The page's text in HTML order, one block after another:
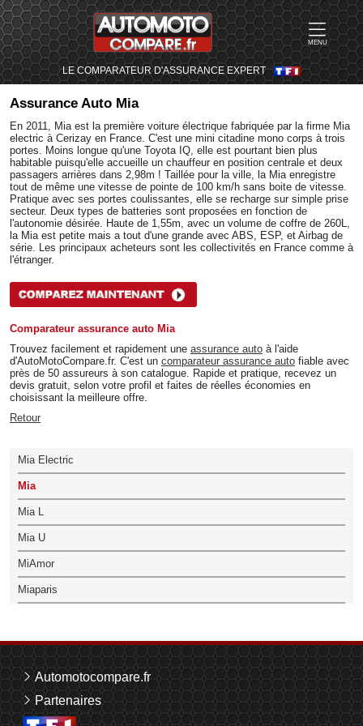
MENU
LE COMPARATEUR D'ASSURANCE EXPERT
Assurance Auto Mia
En 2011, Mia est la première voiture électrique fabriquée par la firme Mia
electric à Cerizay en France. C'est une mini citadine mono corps à trois
portes. Moins longue qu'une Toyota IQ, elle est pourtant bien plus
habitable puisqu'elle accueille un chauffeur en position centrale et deux
passagers arrières dans 2,98m ! Taillée pour la ville, la Mia enregistre
tout de même une vitesse de pointe de 100 km/h sans boite de vitesse.
Pratique avec ses portes coulissantes, elle se recharge sur simple prise
secteur. Deux types de batteries sont proposées en fonction de
l'autonomie désirée. Haute de 1,55m, avec un volume de coffre de 260L,
la Mia est petite mais a tout d'une grande avec ABS, ESP, et Airbag de
série. Les principaux acheteurs sont les collectivités en France comme à
l'étranger.
Comparateur assurance auto Mia
Trouvez facilement et rapidement une assurance auto à l'aide
d'AutoMotoCompare.fr. C'est un comparateur assurance auto fiable avec
près de 50 assureurs à son catalogue. Rapide et pratique, recevez un
devis gratuit, selon votre profil et faites de réelles économies en
choisissant la meilleure offre.
Retour
Mia Electric
Mia
Mia L
Mia U
MiAmor
Miaparis
Automotocompare.fr
Partenaires